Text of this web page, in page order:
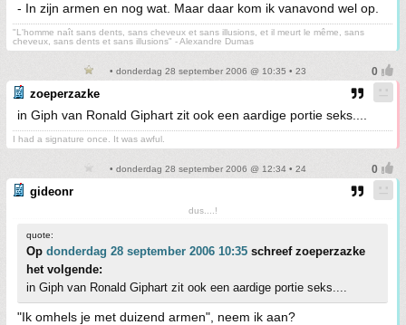
- In zijn armen en nog wat. Maar daar kom ik vanavond wel op.
"L'homme naît sans dents, sans cheveux et sans illusions, et il meurt le même, sans
cheveux, sans dents et sans illusions" - Alexandre Dumas
• donderdag 28 september 2006 @ 10:35 • 23
zoeperzazke
in Giph van Ronald Giphart zit ook een aardige portie seks....
I had a signature once. It was awful.
• donderdag 28 september 2006 @ 12:34 • 24
gideonr
dus....!
quote:
Op donderdag 28 september 2006 10:35 schreef zoeperzazke
het volgende:
in Giph van Ronald Giphart zit ook een aardige portie seks....
"Ik omhels je met duizend armen", neem ik aan?